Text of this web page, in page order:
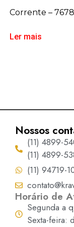
Corrente – 7678
Ler mais
Nossos
(11) 4899-
(11) 4899-
(11) 94719-
Horário de
Segunda a
Sexta-feira: